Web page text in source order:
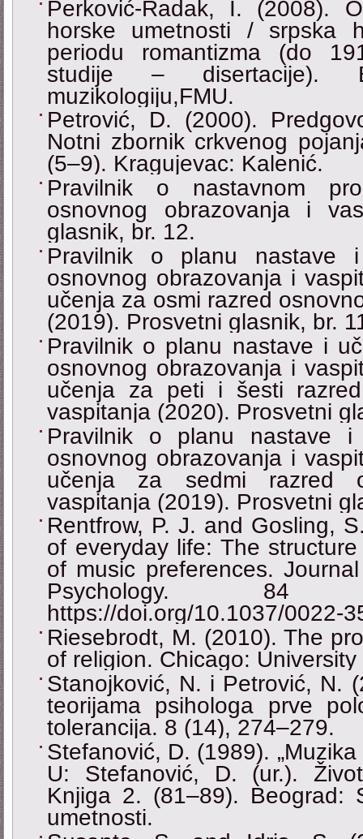
Perković-Radak, I. (2008).
horske umetnosti / srpska
periodu romantizma (do
studije – disertacije).
muzikologiju,FMU.
Petrović, D. (2000).
Notni zbornik crkvenog
(5‒9). Kragujevac: Kalenić.
Pravilnik o nastavnom
osnovnog obrazovanja i
glasnik, br. 12.
Pravilnik o planu nastave
osnovnog obrazovanja i
učenja za osmi razred
(2019). Prosvetni glasnik, br.
Pravilnik o planu nastave i
osnovnog obrazovanja i
učenja za peti i šesti
vaspitanja (2020). Prosvetni
Pravilnik o planu nastave
osnovnog obrazovanja i
učenja za sedmi razred
vaspitanja (2019). Prosvetni
Rentfrow, P. J. and Gosling,
of everyday life: The
of music preferences.
Psychology. 84
https://doi.org/10.1037/0022-
Riesebrodt, М. (2010). The
of religion. Chicago:
Stanojković, N. i Petrović, N.
teorijama psihologa prve
tolerancija. 8 (14), 274–279.
Stefanović, D. (1989).
U: Stefanović, D. (ur.).
Knjiga 2. (81‒89). Beograd:
umetnosti.